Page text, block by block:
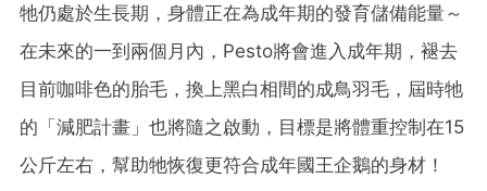
牠仍處於生長期，身體正在為成年期的發育儲備能量～
在未來的一到兩個月內，Pesto將會進入成年期，褪去
目前咖啡色的胎毛，換上黑白相間的成鳥羽毛，屆時牠
的「減肥計畫」也將隨之啟動，目標是將體重控制在15
公斤左右，幫助牠恢復更符合成年國王企鵝的身材！